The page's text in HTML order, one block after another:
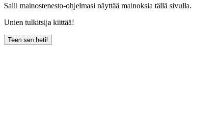
Salli mainostenesto-ohjelmasi näyttää mainoksia tällä sivulla.
Unien tulkitsija kiittää!
Teen sen heti!